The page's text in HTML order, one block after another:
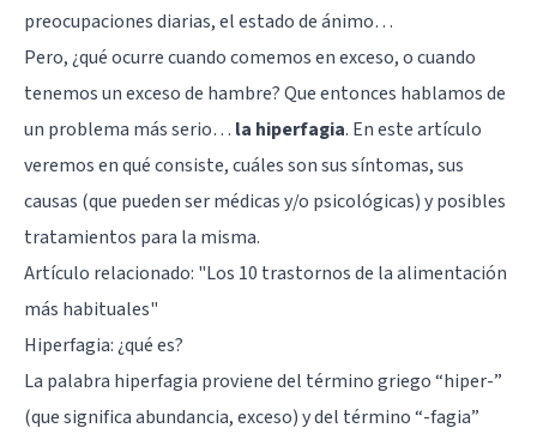
preocupaciones diarias, el estado de ánimo…
Pero, ¿qué ocurre cuando comemos en exceso, o cuando
tenemos un exceso de hambre? Que entonces hablamos de
un problema más serio… la hiperfagia. En este artículo
veremos en qué consiste, cuáles son sus síntomas, sus
causas (que pueden ser médicas y/o psicológicas) y posibles
tratamientos para la misma.
Artículo relacionado: "Los 10 trastornos de la alimentación
más habituales"
Hiperfagia: ¿qué es?
La palabra hiperfagia proviene del término griego “hiper-”
(que significa abundancia, exceso) y del término “-fagia”